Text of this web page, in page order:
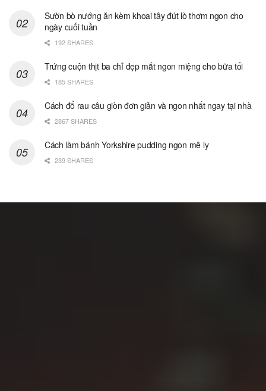
Sườn bò nướng ăn kèm khoai tây đút lò thơm ngon cho
ngày cuối tuần
192 SHARES
Trứng cuộn thịt ba chỉ đẹp mắt ngon miệng cho bữa tối
185 SHARES
Cách đổ rau câu giòn đơn giản và ngon nhất ngay tại nhà
2867 SHARES
Cách làm bánh Yorkshire pudding ngon mê ly
239 SHARES